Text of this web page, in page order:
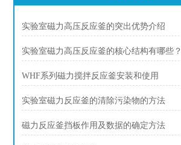
实验室磁力高压反应釜的突出优势介绍
实验室磁力高压反应釜的核心结构有哪些？
WHF系列磁力搅拌反应釜安装和使用
实验室磁力反应釜的清除污染物的方法
磁力反应釜挡板作用及数据的确定方法